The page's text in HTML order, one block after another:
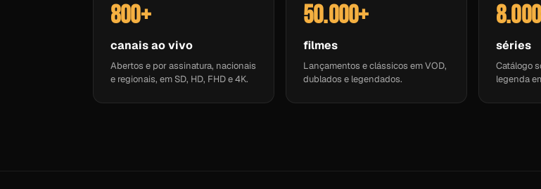
800+
canais ao vivo
Abertos e por assinatura, nacionais
e regionais, em SD, HD, FHD e 4K.
50.000+
filmes
Lançamentos e clássicos em VOD,
dublados e legendados.
séries
Catálogo
legenda